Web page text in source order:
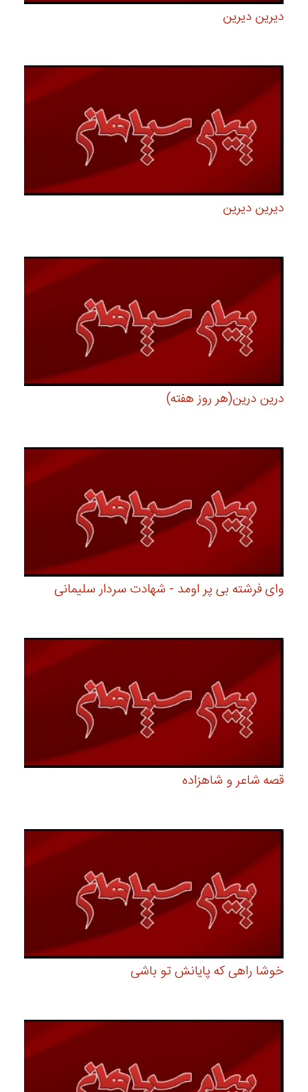
دیرین دیرین
دیرین دیرین
درین درین(هر روز هفته)
وای فرشته بی پر اومد - شهادت سردار سلیمانی
قصه شاعر و شاهزاده
خوشا راهی که پایانش تو باشی